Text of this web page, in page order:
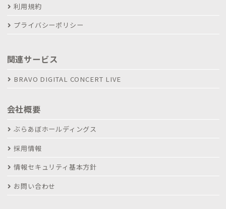
利用規約
プライバシーポリシー
関連サービス
BRAVO DIGITAL CONCERT LIVE
会社概要
ぶらあぼホールディングス
採用情報
情報セキュリティ基本方針
お問い合わせ